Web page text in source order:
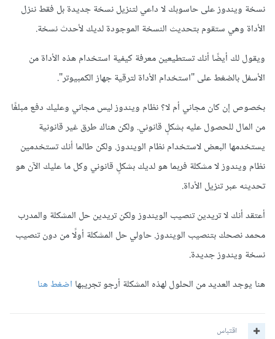
نسخة ويندوز على حاسوبك لا داعي لتنزيل نسخة جديدة بل فقط ننزل
الأداة وهي ستقوم بتحديث النسخة الموجودة لديك لأحدث نسخة.
ويقول لك أيضًا أنك تستطيعين معرفة كيفية استخدام هذه الأداة من
الأسفل بالضغط على "استخدام الأداة لترقية جهاز الكمبيوتر".
بخصوص إن كان مجاني أم لا؟ نظام ويندوز ليس مجاني وعليك دفع مبلغًا
من المال للحصول عليه بشكلٍ قانوني. ولكن هناك طرق غير قانونية
يستخدمها البعض لاستخدام نظام الويندوز. ولكن طالما أنك تستخدمين
نظام ويندوز لا مشكلة فربما هو لديك بشكلٍ قانوني وكل ما عليك الآن هو
تحديثه عبر تنزيل الأداة.
أعتقد أنك لا تريدين تنصيب الويندوز ولكن تريدين حل المشكلة والمدرب
محمد نصحك بتنصيب الويندوز. حاولي حل المشكلة أولًا من دون تنصيب
نسخة ويندوز جديدة.
هنا يوجد العديد من الحلول لهذه المشكلة أرجو تجريبها اضغط هنا
اقتباس